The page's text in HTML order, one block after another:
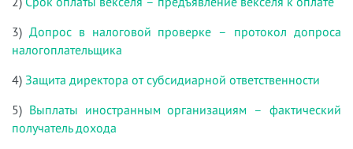
3) Допрос в налоговой проверке – протокол допроса
налогоплательщика
4) Защита директора от субсидиарной ответственности
5) Выплаты иностранным организациям – фактический
получатель дохода